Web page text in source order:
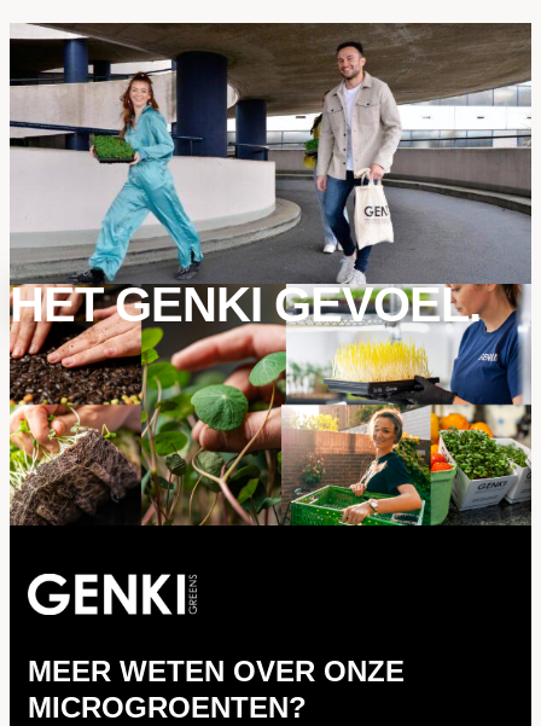
HET GENKI GEVOEL.
MEER WETEN OVER ONZE
MICROGROENTEN?